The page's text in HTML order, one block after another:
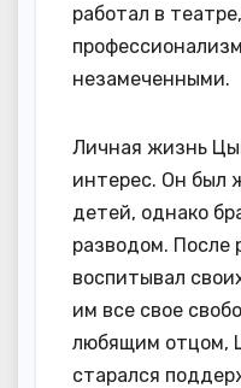
работал в
незамеченными.
Личная жизнь
интерес. Он был
детей, однако
разводом. После
воспитывал
им все свое
любящим отцом,
старался